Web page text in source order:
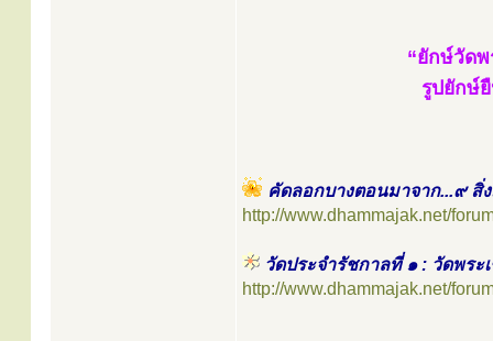
“ยักษ์วัดพ
รูปยักษ์
คัดลอกบางตอนมาจาก...๙ สิ่
http://www.dhammajak.net/
วัดประจำรัชกาลที่ ๑ : วัดพร
http://www.dhammajak.net/